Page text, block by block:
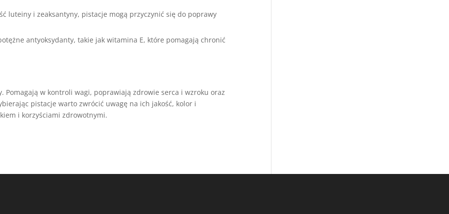
luteiny i zeaksantyny, pistacje mogą przyczynić się do poprawy
antyoksydanty, takie jak witamina E, które pomagają chronić
Pomagają w kontroli wagi, poprawiają zdrowie serca i wzroku oraz
pistacje warto zwrócić uwagę na ich jakość, kolor i
i korzyściami zdrowotnymi.